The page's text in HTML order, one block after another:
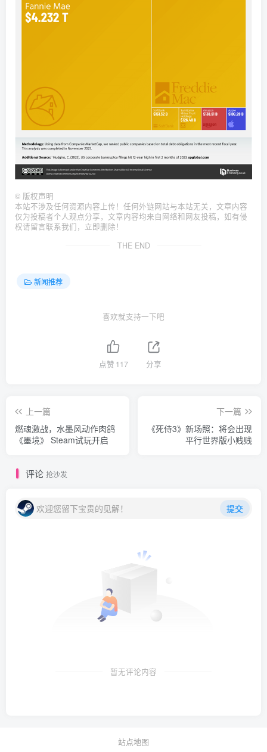
© 版权声明
本站不涉及任何资源内容上传！任何外链网站与本站无关，文章内容
仅为投稿者个人观点分享，文章内容均来自网络和网友投稿，如有侵
权请留言联系我们，立即删除！
THE END
新闻推荐
喜欢就支持一下吧
点赞 117 分享
上一篇
燃魂激战，水墨风动作肉鸽
《墨境》 Steam试玩开启
下一篇
《死侍3》新场照：将会出现
平行世界版小贱贱
评论 抢沙发
欢迎您留下宝贵的见解！ 提交
暂无评论内容
站点地图